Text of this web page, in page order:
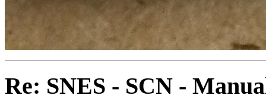
Re: SNES - SCN -